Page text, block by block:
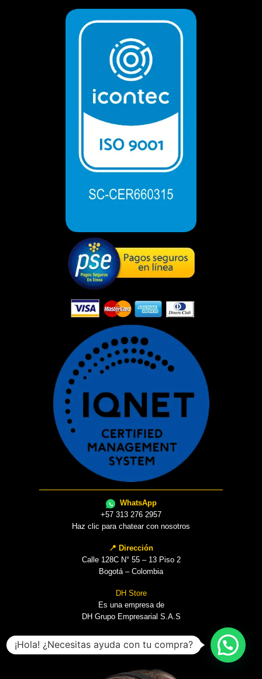
WhatsApp
+57 313 276 2957
Haz clic para chatear con nosotros
📍 Dirección
Calle 128C N° 55 – 13 Piso 2
Bogotá – Colombia
DH Store
Es una empresa de
DH Grupo Empresarial S.A.S
¡Hola! ¿Necesitas ayuda con tu compra?